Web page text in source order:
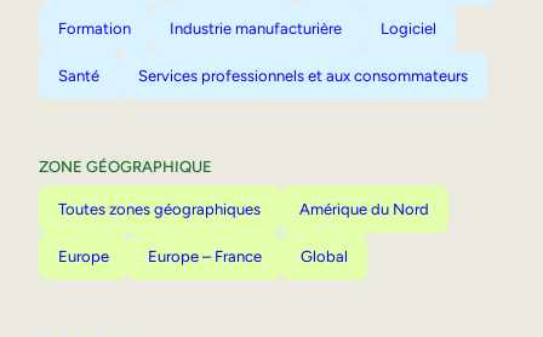
Formation Industrie manufacturière Logiciel
Santé Services professionnels et aux consommateurs
ZONE GÉOGRAPHIQUE
Toutes zones géographiques Amérique du Nord
Europe Europe – France Global